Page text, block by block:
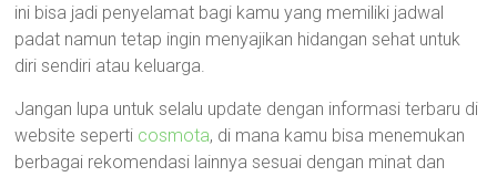
ini bisa jadi penyelamat bagi kamu yang memiliki jadwal
padat namun tetap ingin menyajikan hidangan sehat untuk
diri sendiri atau keluarga.
Jangan lupa untuk selalu update dengan informasi terbaru di
website seperti cosmota, di mana kamu bisa menemukan
berbagai rekomendasi lainnya sesuai dengan minat dan